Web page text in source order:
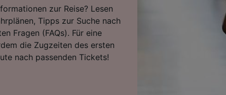
zur Reise? Lesen
Tipps zur Suche nach
Fragen (FAQs). Für eine
die Zugzeiten des ersten
nach passenden Tickets!